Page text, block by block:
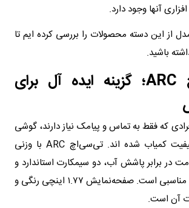
آنها وجود دارد.
این گزارش، ۷ مدل از این دسته محصولات را بررسی کرده ایم تا
باشید.
۱. تی‌سی‌اچ ARC؛ گزینه ایده آل برای
که فقط به تماس و پیامک نیاز دارند، گوشی
های دکمه ای باکیفیت کمیاب شده اند. تی‌سی‌اچ ARC با وزنی
مقاومت در برابر پاشش آب، دو سیمکارت استاندارد و
باتری بادوام، گزینه مناسبی است. صفحه‌نمایش ۱.۷۷ اینچی رنگی و
آن است.